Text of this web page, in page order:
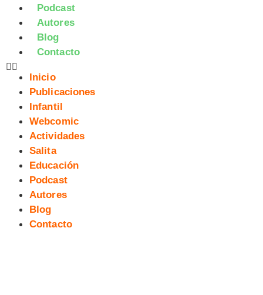
Podcast
Autores
Blog
Contacto
Inicio
Publicaciones
Infantil
Webcomic
Actividades
Salita
Educación
Podcast
Autores
Blog
Contacto